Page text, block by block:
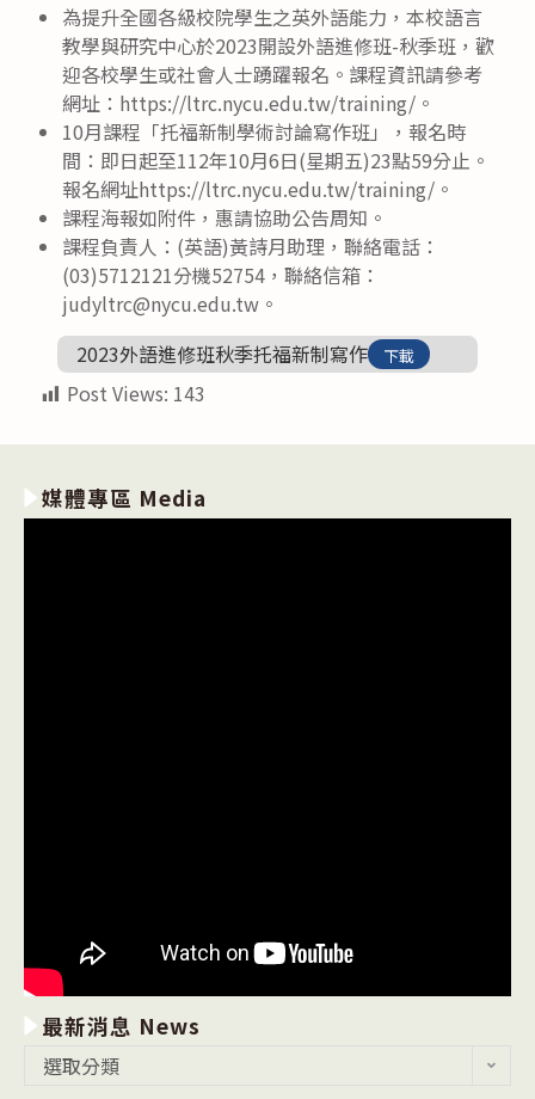
為提升全國各級校院學生之英外語能力，本校語言
教學與研究中心於2023開設外語進修班-秋季班，歡
迎各校學生或社會人士踴躍報名。課程資訊請參考
網址：https://ltrc.nycu.edu.tw/training/。
10月課程「托福新制學術討論寫作班」，報名時
間：即日起至112年10月6日(星期五)23點59分止。
報名網址https://ltrc.nycu.edu.tw/training/。
課程海報如附件，惠請協助公告周知。
課程負責人：(英語)黃詩月助理，聯絡電話：
(03)5712121分機52754，聯絡信箱：
judyltrc@nycu.edu.tw。
2023外語進修班秋季托福新制寫作
下載
Post Views: 143
媒體專區 Media
最新消息 News
選取分類